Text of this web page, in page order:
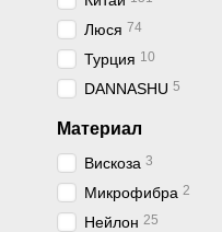
Люся 74
Турция 10
DANNASHU 5
Материал
Вискоза 3
Микрофибра 2
Нейлон 25